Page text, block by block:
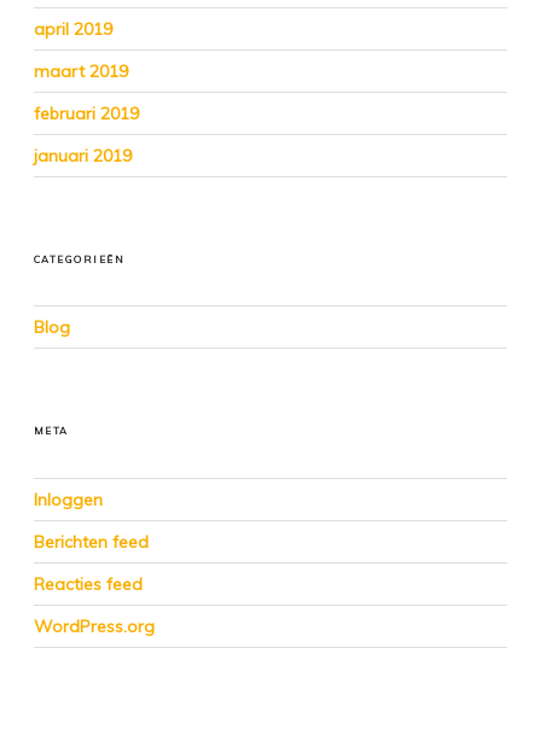
april 2019
maart 2019
februari 2019
januari 2019
CATEGORIEËN
Blog
META
Inloggen
Berichten feed
Reacties feed
WordPress.org